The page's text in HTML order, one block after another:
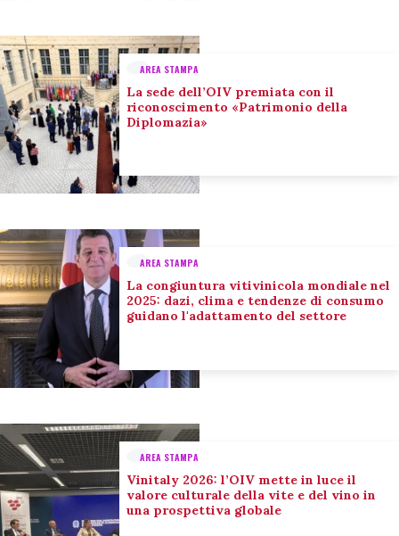
AREA STAMPA
La sede dell’OIV premiata con il
riconoscimento «Patrimonio della
Diplomazia»
AREA STAMPA
La congiuntura vitivinicola mondiale nel
2025: dazi, clima e tendenze di consumo
guidano l'adattamento del settore
AREA STAMPA
Vinitaly 2026: l’OIV mette in luce il
valore culturale della vite e del vino in
una prospettiva globale